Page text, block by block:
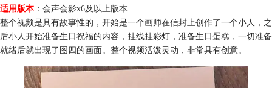
适用版本：会声会影x6及以上版本
整个视频是具有故事性的，开始是一个画师在信封上创作了一个小人，之
后小人开始准备生日祝福的内容，挂线挂彩灯，准备生日蛋糕，一切准备
就绪后就出现了图四的画面。整个视频活泼灵动，非常具有创意。